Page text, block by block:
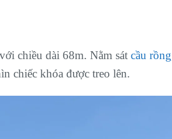
chiều dài 68m. Nằm sát cầu rồng
chiếc khóa được treo lên.